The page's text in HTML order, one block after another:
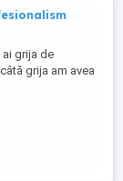
grija de
grija am avea
escare ..eu
și pansat